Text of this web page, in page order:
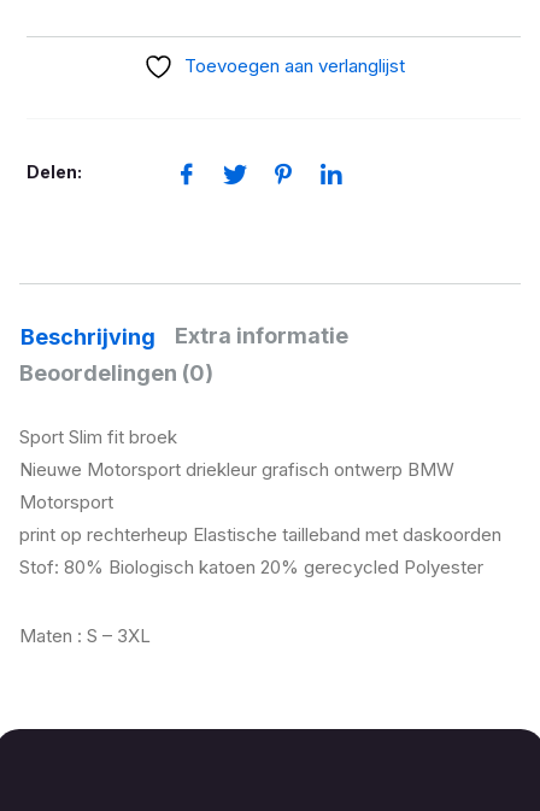
Toevoegen aan verlanglijst
Delen:
Beschrijving
Extra informatie
Beoordelingen (0)
Sport Slim fit broek
Nieuwe Motorsport driekleur grafisch ontwerp BMW
Motorsport
print op rechterheup Elastische tailleband met daskoorden
Stof: 80% Biologisch katoen 20% gerecycled Polyester
Maten : S – 3XL